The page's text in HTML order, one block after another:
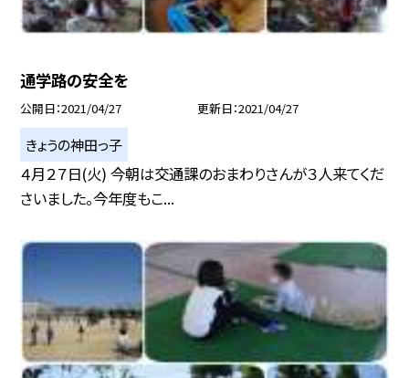
通学路の安全を
公開日 2021/04/27 更新日 2021/04/27
きょうの神田っ子
４月２７日(火) 今朝は交通課のおまわりさんが３人来てくだ
さいました。今年度もこ...